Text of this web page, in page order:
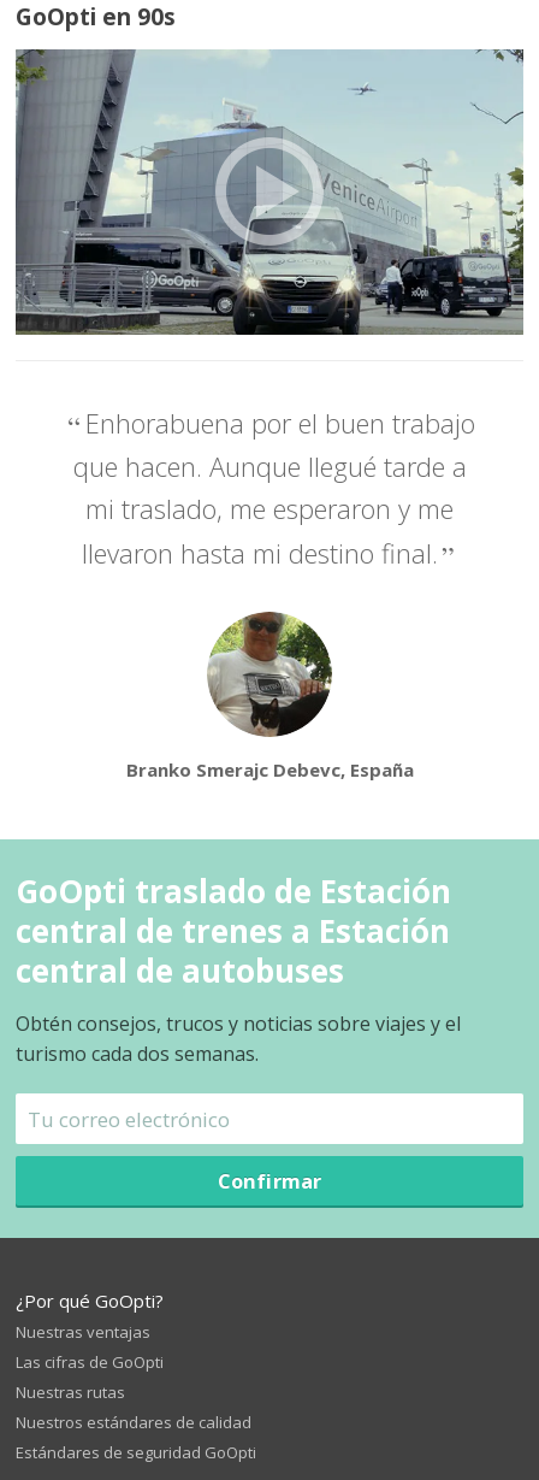
GoOpti en 90s
Enhorabuena por el buen trabajo
que hacen. Aunque llegué tarde a
mi traslado, me esperaron y me
llevaron hasta mi destino final.
Branko Smerajc Debevc, España
GoOpti traslado de Estación
central de trenes a Estación
central de autobuses
Obtén consejos, trucos y noticias sobre viajes y el
turismo cada dos semanas.
Confirmar
¿Por qué GoOpti?
Nuestras ventajas
Las cifras de GoOpti
Nuestras rutas
Nuestros estándares de calidad
Estándares de seguridad GoOpti